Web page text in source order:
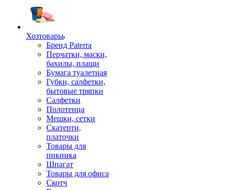
Хозтовары
Бренд Paterra
Перчатки, маски,
бахилы, плащи
Бумага туалетная
Губки, салфетки,
бытовые тряпки
Салфетки
Полотенца
Мешки, сетки
Скатерти,
платочки
Товары для
пикника
Шпагат
Товары для офиса
Скотч